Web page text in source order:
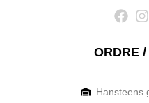
View Privacy Policy
Wunderkind Corporation
Adobe Advertising Cloud
ORDRE
Hansteens